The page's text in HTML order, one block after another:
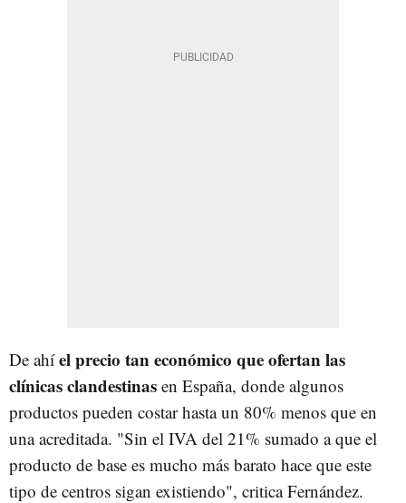
De ahíel precio tan económico que ofertan las
clínicas clandestinas en España, donde algunos
productos pueden costar hasta un 80% menos que en
una acreditada. "Sin el IVA del 21% sumado a que el
producto de base es mucho más barato hace que este
tipo de centros sigan existiendo", critica Fernández.